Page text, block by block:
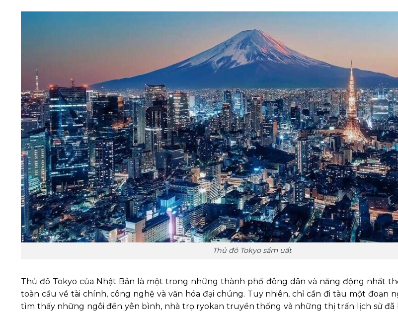
Thủ đô Tokyo sầm uất
Thủ đô Tokyo của Nhật Bản là một trong những thành phố đông dân và năng động nhất
toàn cầu về tài chính, công nghệ và văn hóa đại chúng. Tuy nhiên, chỉ cần đi tàu một đoạn
tìm thấy những ngôi đền yên bình, nhà trọ ryokan truyền thống và những thị trấn lịch sử đã